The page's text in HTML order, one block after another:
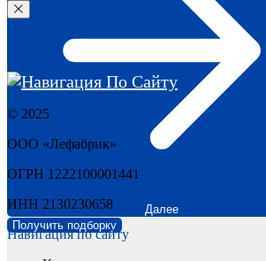
Далее
Получить подборку
© 2025
ООО «Лефабрик»
ОГРН 1222100001441
ИНН 2130230658
Навигация по сайту